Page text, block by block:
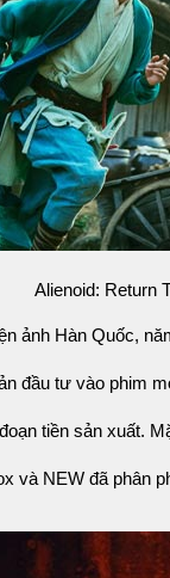
Alienoid: Return
ảnh Hàn Quốc,
đầu tư vào phim
tiền sản
và NEW đã